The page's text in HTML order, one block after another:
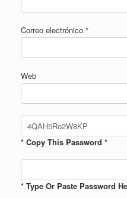
Correo electrónico *
Web
* Copy This Password *
* Type Or Paste Password